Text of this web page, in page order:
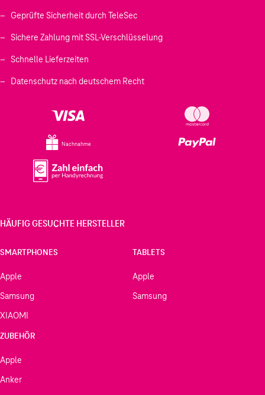
Geprüfte Sicherheit durch TeleSec
Sichere Zahlung mit SSL-Verschlüsselung
Schnelle Lieferzeiten
Datenschutz nach deutschem Recht
Nachnahme
HÄUFIG GESUCHTE HERSTELLER
SMARTPHONES
Apple
Samsung
XIAOMI
TABLETS
Apple
Samsung
ZUBEHÖR
Apple
Anker